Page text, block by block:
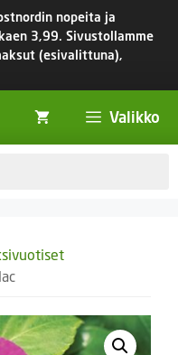
nopeita ja
3,99. Sivustollamme
(esivalittuna),
Valikko